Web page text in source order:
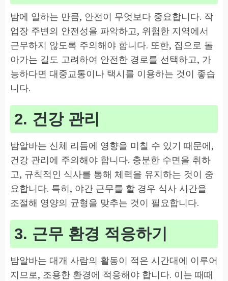
밤에 일하는 만큼, 안전이 무엇보다 중요합니다. 작
업장 주변의 안전성을 파악하고, 위험한 지역에서
근무하지 않도록 주의해야 합니다. 또한, 집으로 돌
아가는 길도 고려하여 안전한 경로를 선택하고, 가
능하다면 대중교통이나 택시를 이용하는 것이 좋습
니다.
2. 건강 관리
밤알바는 신체 리듬에 영향을 미칠 수 있기 때문에,
건강 관리에 주의해야 합니다. 충분한 수면을 취하
고, 규칙적인 식사를 통해 체력을 유지하는 것이 중
요합니다. 특히, 야간 근무를 할 경우 식사 시간을
조절해 영양의 균형을 맞추는 것이 필요합니다.
3. 근무 환경 적응하기
밤알바는 대개 사람의 활동이 적은 시간대에 이루어
지므로, 조용한 환경에 적응해야 합니다. 이는 때때